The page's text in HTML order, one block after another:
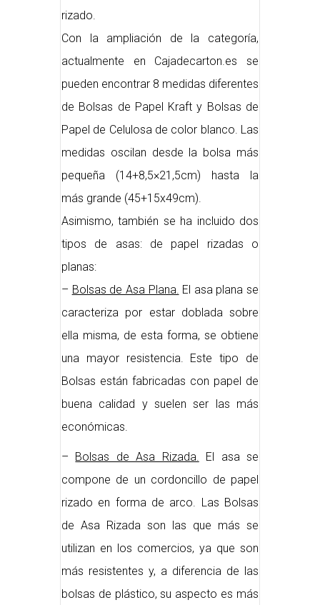
rizado.
Con la ampliación de la categoría,
actualmente en Cajadecarton.es se
pueden encontrar 8 medidas diferentes
de Bolsas de Papel Kraft y Bolsas de
Papel de Celulosa de color blanco. Las
medidas oscilan desde la bolsa más
pequeña (14+8,5×21,5cm) hasta la
más grande (45+15x49cm).
Asimismo, también se ha incluido dos
tipos de asas: de papel rizadas o
planas:
– Bolsas de Asa Plana. El asa plana se
caracteriza por estar doblada sobre
ella misma, de esta forma, se obtiene
una mayor resistencia. Este tipo de
Bolsas están fabricadas con papel de
buena calidad y suelen ser las más
económicas.
– Bolsas de Asa Rizada. El asa se
compone de un cordoncillo de papel
rizado en forma de arco. Las Bolsas
de Asa Rizada son las que más se
utilizan en los comercios, ya que son
más resistentes y, a diferencia de las
bolsas de plástico, su aspecto es más